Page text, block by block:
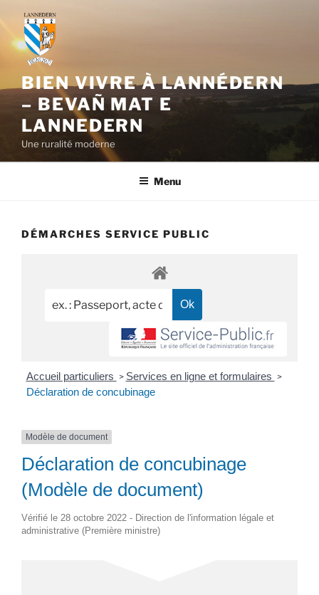
contenu
principal
BIEN VIVRE À LANNÉDERN
– BEVAÑ MAT E
LANNEDERN
Une ruralité moderne
Menu
DÉMARCHES SERVICE PUBLIC
Accueil particuliers > Services en ligne et formulaires >
Déclaration de concubinage
Modèle de document
Déclaration de concubinage
(Modèle de document)
Vérifié le 28 octobre 2022 - Direction de l'information légale et
administrative (Première ministre)